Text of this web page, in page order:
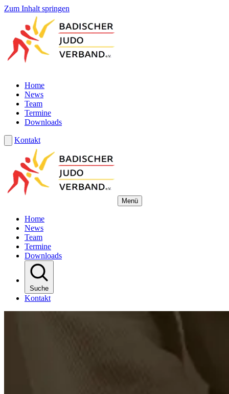
Zum Inhalt springen
Home
News
Team
Termine
Downloads
Kontakt
Menü
Home
News
Team
Termine
Downloads
Suche
Kontakt